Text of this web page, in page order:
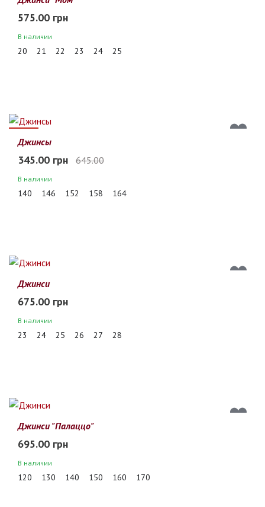
575.00 грн
В наличии
20 21 22 23 24 25
47%
Джинсы
345.00 грн 645.00
В наличии
140 146 152 158 164
Джинси
675.00 грн
В наличии
23 24 25 26 27 28
Джинси "Палаццо"
695.00 грн
В наличии
120 130 140 150 160 170